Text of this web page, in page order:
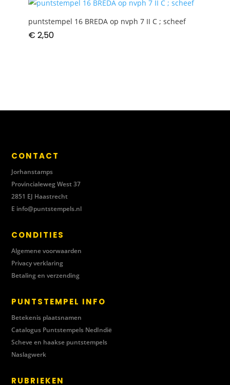
puntstempel 16 BREDA op nvph 7 II C ; scheef
€ 2,50
CONTACT
Jorhanstamps
Provincialeweg West 37
2851 EJ Haastrecht
E info@puntstempels.nl
CONDITIES
Algemene voorwaarden
Privacy verklaring
Betaling en verzending
PUNTSTEMPEL INFO
Betekenis plaatsnamen
Catalogus Puntstempels NedIndië
Scheve en haakse puntstempels
Naslagwerk
RUBRIEKEN